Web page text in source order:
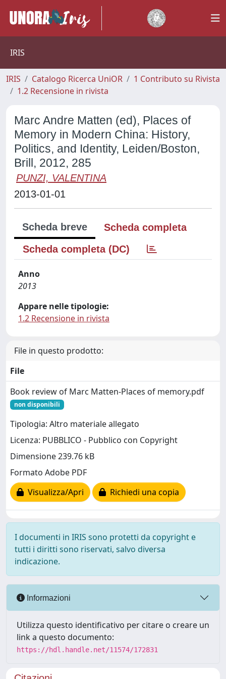
IRIS
IRIS Catalogo Ricerca UniOR
1 Contributo su Rivista
1.2 Recensione in rivista
Marc Andre Matten (ed), Places of
Memory in Modern China: History,
Politics, and Identity, Leiden/Boston,
Brill, 2012, 285
PUNZI, VALENTINA
2013-01-01
Scheda breve
Scheda completa
Scheda completa (DC)
Anno
2013
Appare nelle tipologie:
1.2 Recensione in rivista
File in questo prodotto:
File
Book review of Marc Matten-Places of memory.pdf
non disponibili
Tipologia: Altro materiale allegato
Licenza: PUBBLICO - Pubblico con Copyright
Dimensione 239.76 kB
Formato Adobe PDF
Visualizza/Apri
Richiedi una copia
I documenti in IRIS sono protetti da copyright e
tutti i diritti sono riservati, salvo diversa
indicazione.
Informazioni
Utilizza questo identificativo per citare o creare un
link a questo documento:
https://hdl.handle.net/11574/172831